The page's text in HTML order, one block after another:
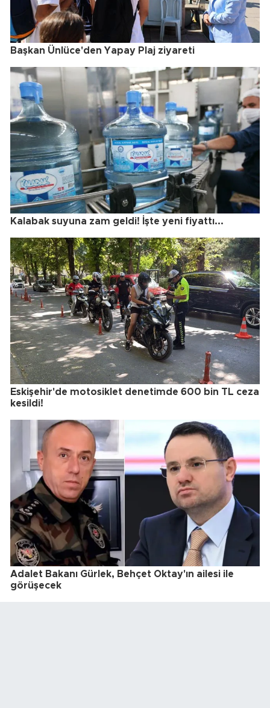
Başkan Ünlüce'den Yapay Plaj ziyareti
Kalabak suyuna zam geldi! İşte yeni fiyattı...
Eskişehir'de motosiklet denetimde 600 bin TL ceza
kesildi!
Adalet Bakanı Gürlek, Behçet Oktay'ın ailesi ile
görüşecek